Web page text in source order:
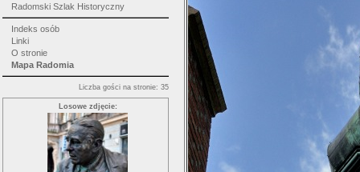
Radomski Szlak Historyczny
Indeks osób
Linki
O stronie
Mapa Radomia
Liczba gości na stronie: 35
Losowe zdjęcie: